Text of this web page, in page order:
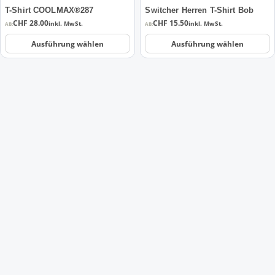
T-Shirt COOLMAX®287
AB:CHF 28.00inkl. MwSt.
Ausführung wählen
der
Produktseite
gewählt
werden
Switcher Herren T-Shirt Bob
AB:CHF 15.50inkl. MwSt.
Ausführung wählen
der
Produktseite
gewählt
werden